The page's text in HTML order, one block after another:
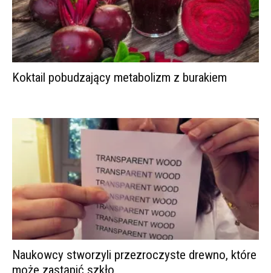
Koktail pobudzający metabolizm z burakiem
Naukowcy stworzyli przezroczyste drewno, które
może zastąpić szkło